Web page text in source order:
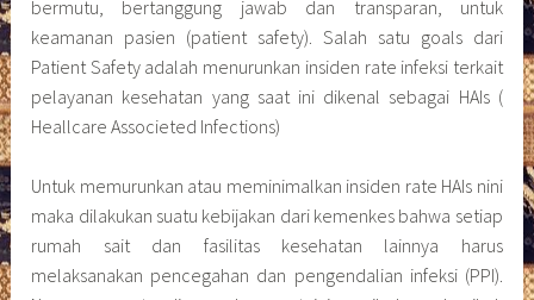
bermutu, bertanggung jawab dan transparan, untuk
keamanan pasien (patient safety). Salah satu goals dari
Patient Safety adalah menurunkan insiden rate infeksi terkait
pelayanan kesehatan yang saat ini dikenal sebagai HAIs (
Heallcare Associeted Infections)
Untuk memurunkan atau meminimalkan insiden rate HAIs nini
maka dilakukan suatu kebijakan dari kemenkes bahwa setiap
rumah sait dan fasilitas kesehatan lainnya harus
melaksanakan pencegahan dan pengendalian infeksi (PPI).